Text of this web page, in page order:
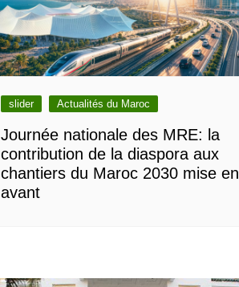
slider Actualités du Maroc
Journée nationale des MRE: la
contribution de la diaspora aux
chantiers du Maroc 2030 mise en
avant